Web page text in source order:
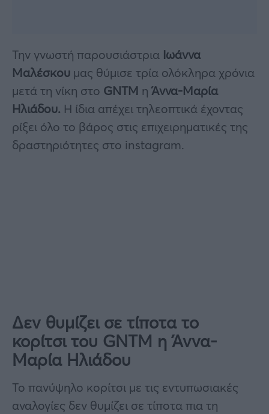
Την γνωστή παρουσιάστρια Ιωάννα
Μαλέσκου μας θύμισε τρία ολόκληρα χρόνια
μετά τη νίκη στο GNTM ηΆννα-Μαρία
Ηλιάδου. Η ίδια απέχει τηλεοπτικά έχοντας
ρίξει όλο το βάρος στις επιχειρηματικές της
δραστηριότητες στο instagram.
Δεν θυμίζει σε τίποτα το
κορίτσι του GNTM η Άννα-
Μαρία Ηλιάδου
Το πανύψηλο κορίτσι με τις εντυπωσιακές
αναλογίες δεν θυμίζει σε τίποτα πια τη